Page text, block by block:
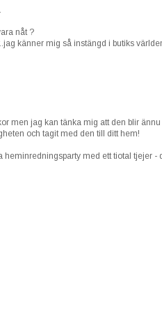
nåt ?
känner mig så instängd i butiks
men jag kan tänka mig att den blir
och tagit med den till ditt hem!
med ett tiotal tjejer -